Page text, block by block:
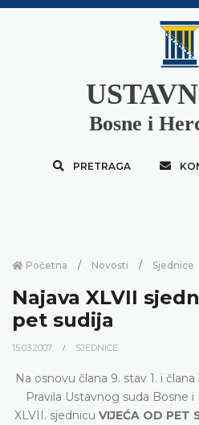
Bosne i
PRETRAGA
Početna Novosti Sjednice
Najava XLVII
pet sudija
15.03.2007. SJEDNICE
Na osnovu člana 9. stav 1. i člana
Pravila Ustavnog suda Bosne
XLVII. sjednicu VIJEĆA OD PET